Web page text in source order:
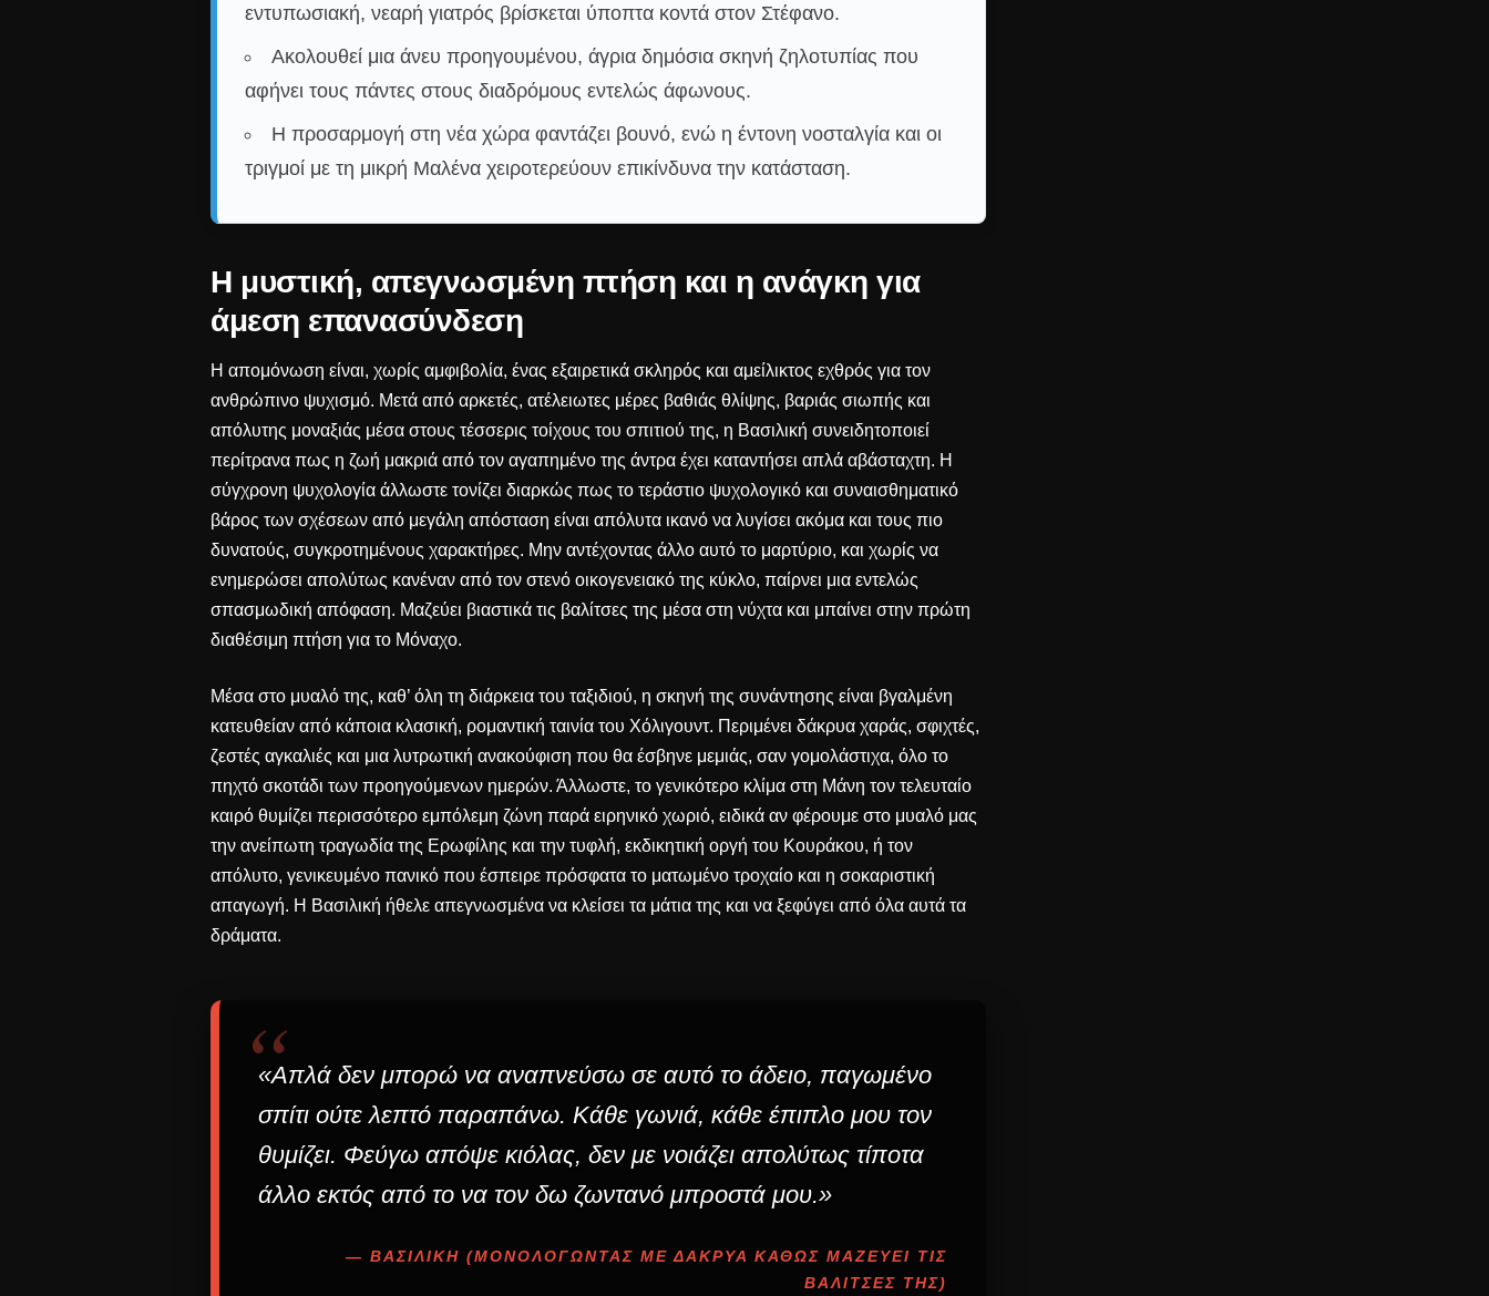
εντυπωσιακή, νεαρή γιατρός βρίσκεται ύποπτα κοντά στον Στέφανο.
Ακολουθεί μια άνευ προηγουμένου, άγρια δημόσια σκηνή ζηλοτυπίας που
αφήνει τους πάντες στους διαδρόμους εντελώς άφωνους.
Η προσαρμογή στη νέα χώρα φαντάζει βουνό, ενώ η έντονη νοσταλγία και οι
τριγμοί με τη μικρή Μαλένα χειροτερεύουν επικίνδυνα την κατάσταση.
Η μυστική, απεγνωσμένη πτήση και η ανάγκη για
άμεση επανασύνδεση
Η απομόνωση είναι, χωρίς αμφιβολία, ένας εξαιρετικά σκληρός και αμείλικτος εχθρός για τον
ανθρώπινο ψυχισμό. Μετά από αρκετές, ατέλειωτες μέρες βαθιάς θλίψης, βαριάς σιωπής και
απόλυτης μοναξιάς μέσα στους τέσσερις τοίχους του σπιτιού της, η Βασιλική συνειδητοποιεί
περίτρανα πως η ζωή μακριά από τον αγαπημένο της άντρα έχει καταντήσει απλά αβάσταχτη. Η
σύγχρονη ψυχολογία άλλωστε τονίζει διαρκώς πως το τεράστιο ψυχολογικό και συναισθηματικό
βάρος των σχέσεων από μεγάλη απόσταση είναι απόλυτα ικανό να λυγίσει ακόμα και τους πιο
δυνατούς, συγκροτημένους χαρακτήρες. Μην αντέχοντας άλλο αυτό το μαρτύριο, και χωρίς να
ενημερώσει απολύτως κανέναν από τον στενό οικογενειακό της κύκλο, παίρνει μια εντελώς
σπασμωδική απόφαση. Μαζεύει βιαστικά τις βαλίτσες της μέσα στη νύχτα και μπαίνει στην πρώτη
διαθέσιμη πτήση για το Μόναχο.
Μέσα στο μυαλό της, καθ’ όλη τη διάρκεια του ταξιδιού, η σκηνή της συνάντησης είναι βγαλμένη
κατευθείαν από κάποια κλασική, ρομαντική ταινία του Χόλιγουντ. Περιμένει δάκρυα χαράς, σφιχτές,
ζεστές αγκαλιές και μια λυτρωτική ανακούφιση που θα έσβηνε μεμιάς, σαν γομολάστιχα, όλο το
πηχτό σκοτάδι των προηγούμενων ημερών. Άλλωστε, το γενικότερο κλίμα στη Μάνη τον τελευταίο
καιρό θυμίζει περισσότερο εμπόλεμη ζώνη παρά ειρηνικό χωριό, ειδικά αν φέρουμε στο μυαλό μας
την ανείπωτη τραγωδία της Ερωφίλης και την τυφλή, εκδικητική οργή του Κουράκου, ή τον
απόλυτο, γενικευμένο πανικό που έσπειρε πρόσφατα το ματωμένο τροχαίο και η σοκαριστική
απαγωγή. Η Βασιλική ήθελε απεγνωσμένα να κλείσει τα μάτια της και να ξεφύγει από όλα αυτά τα
δράματα.
“
«Απλά δεν μπορώ να αναπνεύσω σε αυτό το άδειο, παγωμένο
σπίτι ούτε λεπτό παραπάνω. Κάθε γωνιά, κάθε έπιπλο μου τον
θυμίζει. Φεύγω απόψε κιόλας, δεν με νοιάζει απολύτως τίποτα
άλλο εκτός από το να τον δω ζωντανό μπροστά μου.»
— ΒΑΣΙΛΙΚΉ (ΜΟΝΟΛΟΓΏΝΤΑΣ ΜΕ ΔΆΚΡΥΑ ΚΑΘΏΣ ΜΑΖΕΎΕΙ ΤΙΣ
ΒΑΛΊΤΣΕΣ ΤΗΣ)